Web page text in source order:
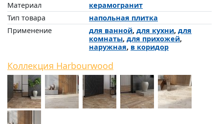
Материал
керамогранит
Тип товара
напольная плитка
Применение
для ванной, для кухни, для
комнаты, для прихожей,
наружная, в коридор
Коллекция Harbourwood